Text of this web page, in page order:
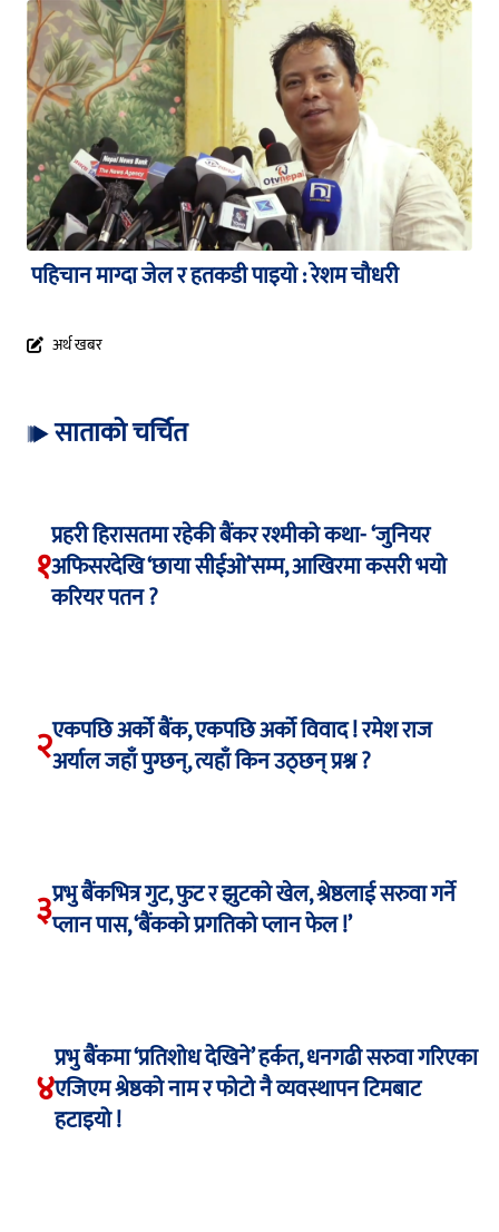
पहिचान माग्दा जेल र हतकडी पाइयो : रेशम चौधरी
अर्थ खबर
साताको चर्चित
१
प्रहरी हिरासतमा रहेकी बैंकर रश्मीको कथा- ‘जुनियर
अफिसरदेखि ‘छाया सीईओ’सम्म, आखिरमा कसरी भयो
करियर पतन ?
२एकपछि अर्को बैंक, एकपछि अर्को विवाद ! रमेश राज
अर्याल जहाँ पुग्छन्, त्यहाँ किन उठ्छन् प्रश्न ?
३प्रभु बैंकभित्र गुट, फुट र झुटको खेल, श्रेष्ठलाई सरुवा गर्ने
प्लान पास, ‘बैंकको प्रगतिको प्लान फेल !’
४
प्रभु बैंकमा ‘प्रतिशोध देखिने’ हर्कत, धनगढी सरुवा गरिएका
एजिएम श्रेष्ठको नाम र फोटो नै व्यवस्थापन टिमबाट
हटाइयो !